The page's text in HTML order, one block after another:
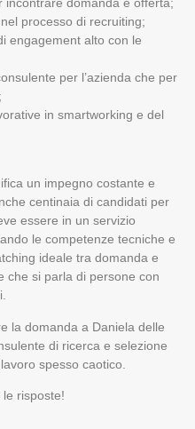
processo di recruiting;
engagement alto con le
per l’azienda che per
in smartworking e del
un impegno costante e
centinaia di candidati per
essere in un servizio
le competenze tecniche e
ideale tra domanda e
che si parla di persone con
la domanda a Daniela delle
di ricerca e selezione
spesso caotico.
risposte!